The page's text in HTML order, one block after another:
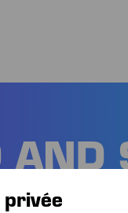
AND